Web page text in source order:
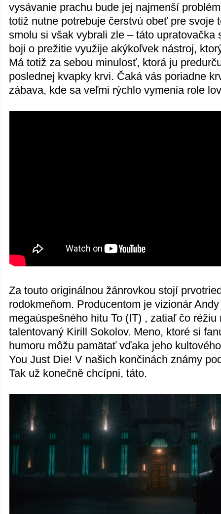
vysávanie prachu bude jej najmenší
totiž nutne potrebuje čerstvú obeť pre svoje
smolu si však vybrali zle – táto upratovačka
boji o prežitie využije akýkoľvek nástroj,
Má totiž za sebou minulosť, ktorá ju
poslednej kvapky krvi. Čaká vás poriadne
zábava, kde sa veľmi rýchlo vymenia role
Za touto originálnou žánrovkou stojí
rodokmeňom. Producentom je vizionár
megaúspešného hitu To (IT) , zatiaľ čo
talentovaný Kirill Sokolov. Meno, ktoré si
humoru môžu pamätať vďaka jeho
You Just Die! V našich končinách známy
Tak už konečně chcípni, táto.